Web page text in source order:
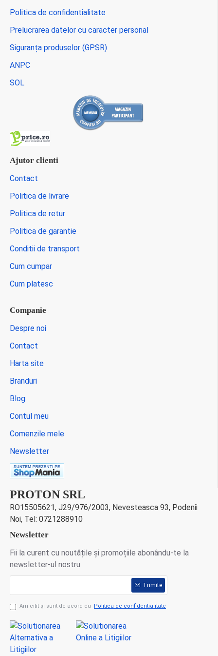
Politica de confidentialitate
Prelucrarea datelor cu caracter personal
Siguranța produselor (GPSR)
ANPC
SOL
Ajutor clienti
Contact
Politica de livrare
Politica de retur
Politica de garantie
Conditii de transport
Cum cumpar
Cum platesc
Companie
Despre noi
Contact
Harta site
Branduri
Blog
Contul meu
Comenzile mele
Newsletter
PROTON SRL
RO15505621, J29/976/2003, Nevesteasca 93, Podenii
Noi, Tel: 0721288910
Newsletter
Fii la curent cu noutățile și promoțiile abonându-te la
newsletter-ul nostru
Trimite
Am citit şi sunt de acord cu Politica de confidentialitate